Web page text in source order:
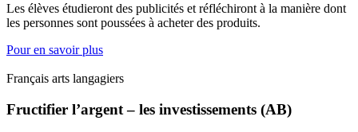
Les élèves étudieront des publicités et réfléchiront à la manière dont
les personnes sont poussées à acheter des produits.
Pour en savoir plus
Français arts langagiers
Fructifier l’argent – les investissements (AB)